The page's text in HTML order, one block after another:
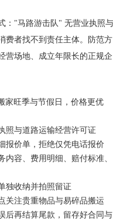
："马路游击队" 无营业执照
费者找不到责任主体。防范方
营场地、成立年限长的正规企
家旺季与节假日，价格更优
照与道路运输经营许可证
报价单，拒绝仅凭电话报价
内容、费用明细、赔付标准、
独收纳并拍照留证
关注贵重物品与易碎品搬运
后再结算尾款，留存好合同与